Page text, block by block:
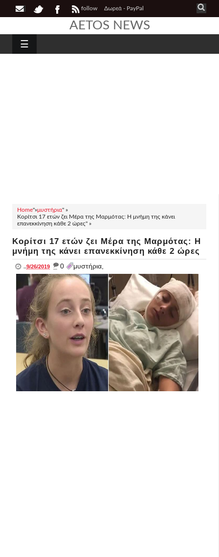
follow Δωρεά - PayPal
AETOS NEWS
☰
Home"»μυστήρια" »
Kορίτσι 17 ετών ζει Μέρα της Μαρμότας: Η μνήμη της κάνει
επανεκκίνηση κάθε 2 ώρες" »
Kορίτσι 17 ετών ζει Μέρα της Μαρμότας: Η
μνήμη της κάνει επανεκκίνηση κάθε 2 ώρες
..9/26/2019 _ 0 μυστήρια,